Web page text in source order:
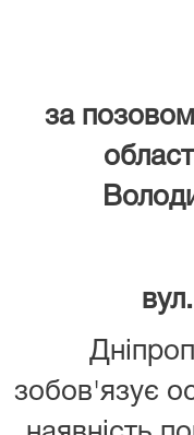
за
зобов'язує